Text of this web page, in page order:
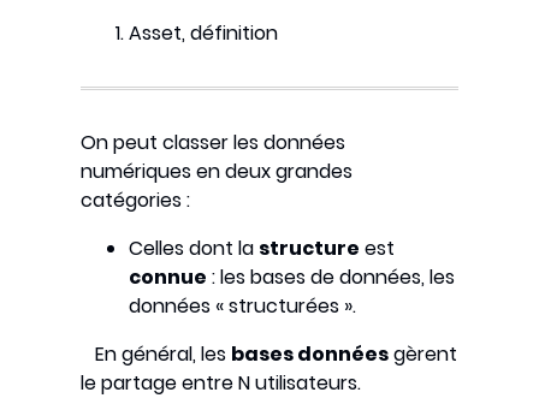
Asset, définition
On peut classer les données
numériques en deux grandes
catégories :
Celles dont la structure est
connue : les bases de données, les
données « structurées ».
En général, les bases donnéesgèrent
le partage entre N utilisateurs.